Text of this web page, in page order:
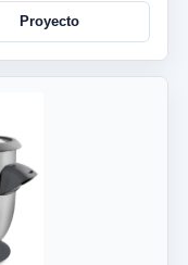
Proyecto